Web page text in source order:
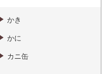
かき
かに
カニ缶